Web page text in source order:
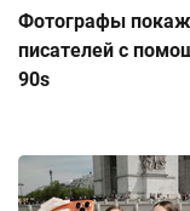
Фотографы
писателей с
90s